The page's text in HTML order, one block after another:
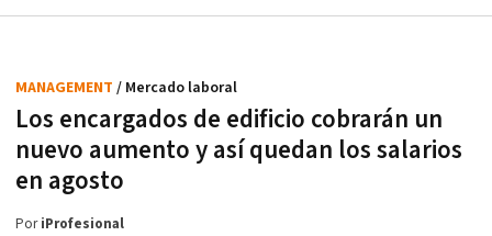
Los encargados de edificio cobrarán un
nuevo aumento y así quedan los salarios
en agosto
MANAGEMENT / Mercado laboral
PoriProfesional